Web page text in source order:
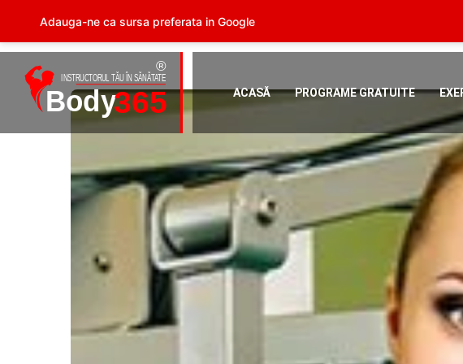
ACASĂ PROGRAME GRATUITE
Adauga-ne ca sursa preferata in Google